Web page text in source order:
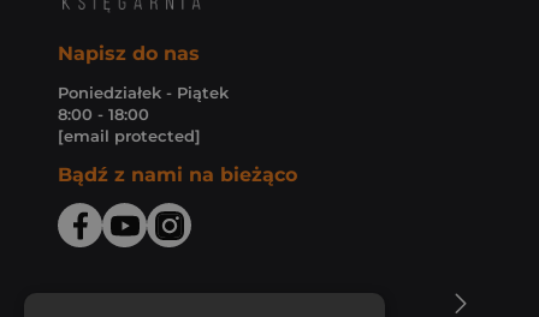
Napisz do nas
Poniedziałek - Piątek
8:00 - 18:00
[email protected]
Bądź z nami na bieżąco